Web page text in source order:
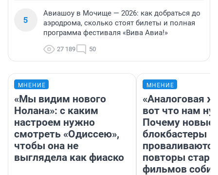
5
Авиашоу в Мочище — 2026: как добраться до
аэродрома, сколько стоят билеты и полная
программа фестиваля «Вива Авиа!»
27 189 50
МНЕНИЕ
«Мы видим нового
Нолана»: с каким
настроем нужно
смотреть «Одиссею»,
чтобы она не
выглядела как фиаско
МНЕНИЕ
«Аналоговая
вот что нам
Почему новые
блокбастеры
повторы
фильмов